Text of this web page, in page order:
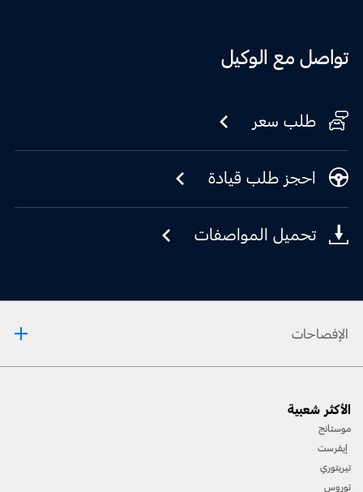
تواصل مع الوكيل
طلب سعر
احجز طلب قيادة
تحميل المواصفات
الإفصاحات
المسارات، واستخدام معدات السلامة المناسبة.
[2] لن تتوفّر جميع ميّزات المركبة في جميع الأسواق. اتصل بموزّع فورد المحلي للحصول على أحدث
الأكثر شعبية
موستانج
إيفرست
تيريتوري
توروس